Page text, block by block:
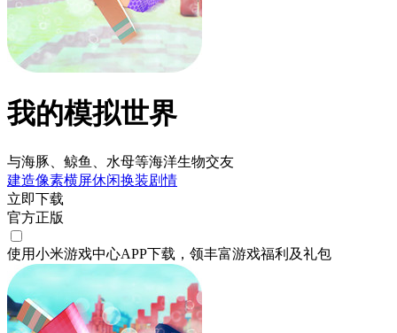
我的模拟世界
与海豚、鲸鱼、水母等海洋生物交友
建造像素横屏休闲换装剧情
立即下载
官方正版
使用小米游戏中心APP下载 ，领丰富游戏福利 及礼包